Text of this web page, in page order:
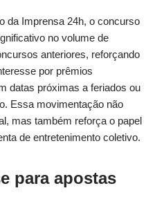
da Imprensa 24h, o concurso
no volume de
anteriores, reforçando
por prêmios
datas próximas a feriados ou
Essa movimentação não
mas também reforça o papel
de entretenimento coletivo.
para apostas